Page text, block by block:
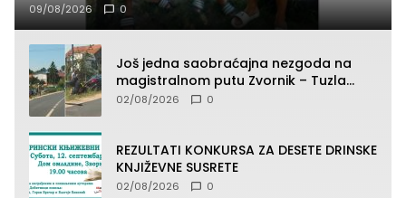
09/08/2026 0
Još jedna saobraćajna nezgoda na
magistralnom putu Zvornik – Tuzla
(FOTO)
02/08/2026 0
REZULTATI KONKURSA ZA DESETE DRINSKE
KNJIŽEVNE SUSRETE
02/08/2026 0